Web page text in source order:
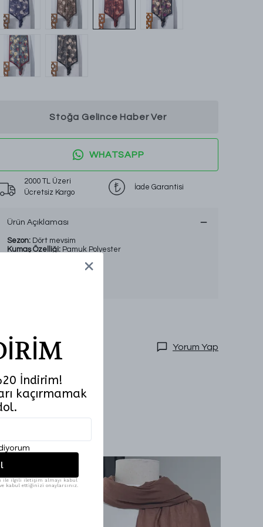
Stoğa Gelince Haber Ver
WHATSAPP
2000 TL Üzeri
Ücretsiz Kargo
İade Garantisi
Ürün Açıklaması
Sezon: Dört mevsim
Kumaş Özelliği: Pamuk Polyester
Yorum Yap
İndirim!
kaçırmamak
ile ilgili iletişim almayı kabul
kabul ettiğinizi onaylarsınız.